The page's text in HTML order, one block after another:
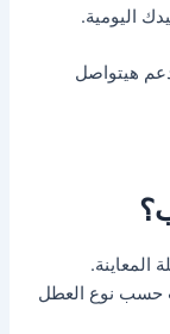
اليومية.
هيتواصل
المعاينة.
حسب نوع العطل